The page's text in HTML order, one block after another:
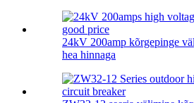
24kV 200amp kõrgepinge
hea hinnaga